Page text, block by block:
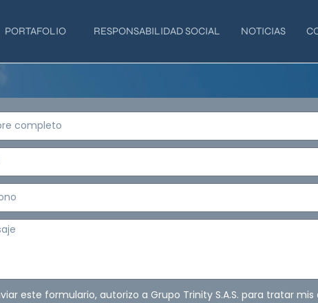
PORTAFOLIO RESPONSABILIDAD SOCIAL NOTICIAS
este formulario, autorizo a Grupo Trinity S.A.S. para tratar